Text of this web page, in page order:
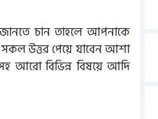
চান তাহলে আপনাকে
উত্তর পেয়ে যাবেন আশা
আরো বিভিন্ন বিষয়ে আদি